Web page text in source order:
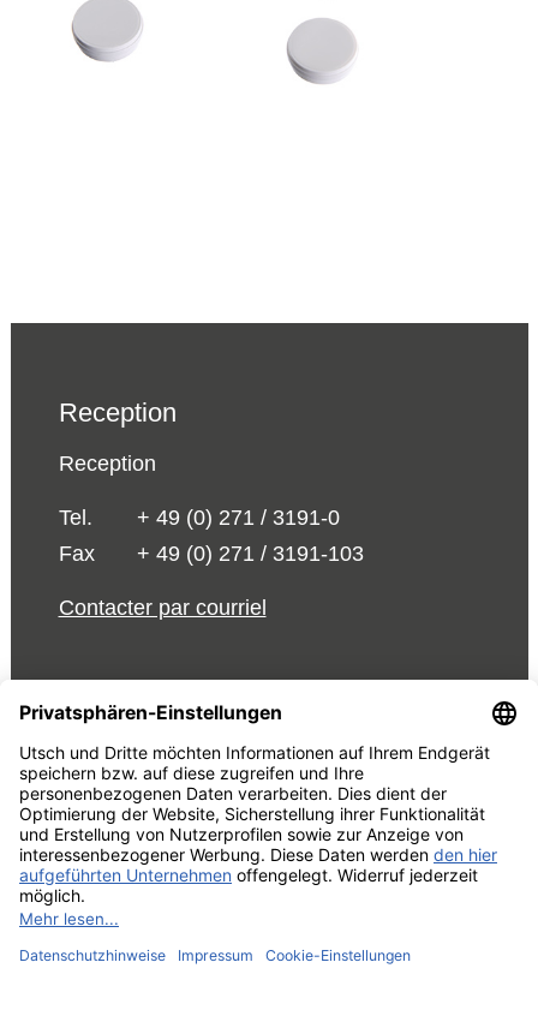
Reception
Reception
Tel.
+ 49 (0) 271 / 3191-0
Fax
+ 49 (0) 271 / 3191-103
Contacter par courriel
© 2026 UTSCH
Conditions de vente et de livraison
Mentions légales
Politique de confidentialité
Modifier les paramètres des
cookies